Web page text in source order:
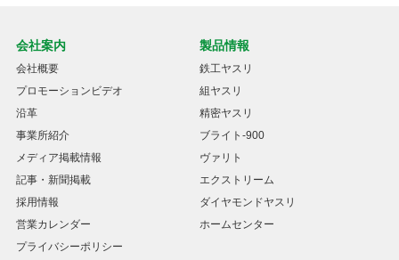
会社案内
会社概要
プロモーションビデオ
沿革
事業所紹介
メディア掲載情報
記事・新聞掲載
採用情報
営業カレンダー
プライバシーポリシー
製品情報
鉄工ヤスリ
組ヤスリ
精密ヤスリ
ブライト-900
ヴァリト
エクストリーム
ダイヤモンドヤスリ
ホームセンター